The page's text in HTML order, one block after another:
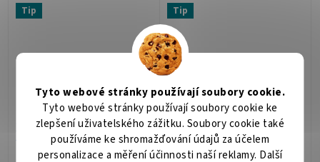
Tyto webové stránky používají soubory cookie.
Tyto webové stránky používají soubory cookie ke
zlepšení uživatelského zážitku. Soubory cookie také
používáme ke shromažďování údajů za účelem
personalizace a měření účinnosti naší reklamy. Další
flexibilní materiál, který...
flexibilní materiál, který...
Tip
XtendLAN TPU filament
1,75mm šedý 1kg
Tip
XtendLAN TPU filament
1,75mm modrý 1kg